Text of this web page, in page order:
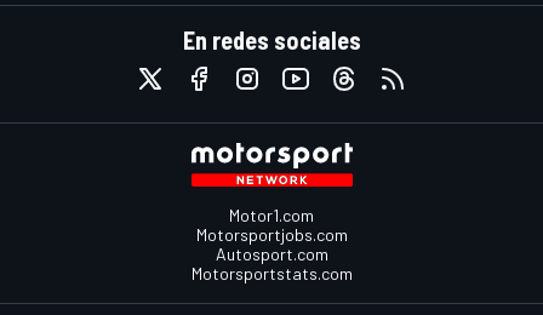
En redes sociales
Motor1.com
Motorsportjobs.com
Autosport.com
Motorsportstats.com